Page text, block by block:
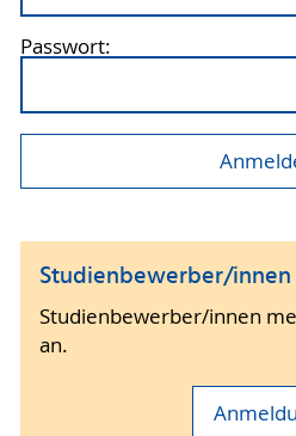
Passwort:
Studienbewerber/innen
Studienbewerber/innen
an.